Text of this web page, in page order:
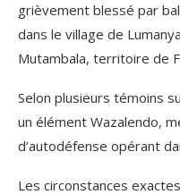
grièvement blessé par
dans le village de
Mutambala, territoire de
Selon plusieurs témoins
un élément Wazalendo,
d’autodéfense opérant
Les circonstances